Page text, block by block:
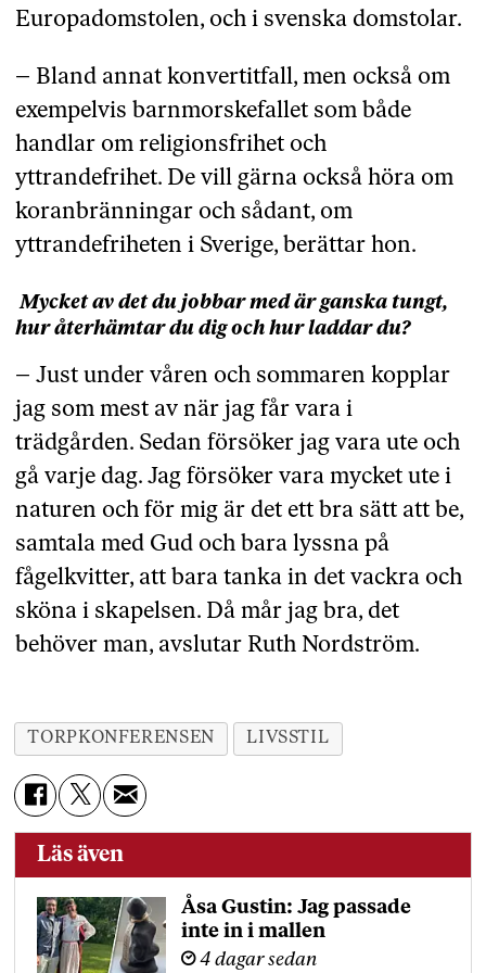
Europadomstolen, och i svenska domstolar.
– Bland annat konvertitfall, men också om
exempelvis barnmorskefallet som både
handlar om religionsfrihet och
yttrandefrihet. De vill gärna också höra om
koranbränningar och sådant, om
yttrandefriheten i Sverige, berättar hon.
Mycket av det du jobbar med är ganska tungt,
hur återhämtar du dig och hur laddar du?
– Just under våren och sommaren kopplar
jag som mest av när jag får vara i
trädgården. Sedan försöker jag vara ute och
gå varje dag. Jag försöker vara mycket ute i
naturen och för mig är det ett bra sätt att be,
samtala med Gud och bara lyssna på
fågelkvitter, att bara tanka in det vackra och
sköna i skapelsen. Då mår jag bra, det
behöver man, avslutar Ruth Nordström.
TORPKONFERENSEN LIVSSTIL
Läs även
Åsa Gustin: Jag passade
inte in i mallen
4 dagar sedan